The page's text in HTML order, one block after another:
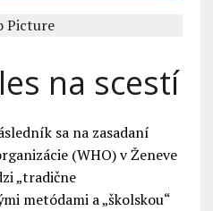
na scestí
sa na zasadaní
(WHO) v Ženeve
„tradične
metódami a „školskou“